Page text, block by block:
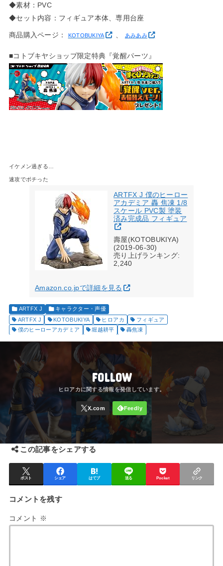
◆素材：PVC
◆セット内容：フィギュア本体、専用台座
商品購入ページ： KOTOBUKIYA 、 あみあみ
■コトブキヤショップ限定特典『覚醒パーツ』
イケメン過ぎる…
速攻でポチった
ARTFX J 僕のヒーロー
アカデミア 轟 焦凍 1/8
スケール PVC製 塗装
済み完成品 フィギュア
壽屋(KOTOBUKIYA)
(2019-06-30)
売り上げランキング:
2,240
Amazon.co.jpで詳細を見る
ARTFX J
キャラクター・声優
ARTFX J
KOTOBUKIYA ヒロアカ
フィギュア
僕のヒーローアカデミア
堀越耕平 轟焦凍
FOLLOW
この記事をシェアする
ポスト シェア はてブ 送る Pocket リンク
コメントを残す
コメント ※